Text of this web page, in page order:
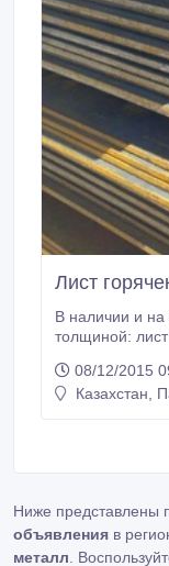
Лист
В наличии и на
толщиной:
холоднокатаная 0, 8, сталь 08
(1500х6000), сталь 3 рифленый 6 мм (1500х6000),
сталь 3 12 мм
(2000х6000), сталь 3 14 мм (1500х6000), сталь 3,
09Г2С 16 мм
08/12/2015
Казахстан,
Ниже представлены
объявления в
металл .